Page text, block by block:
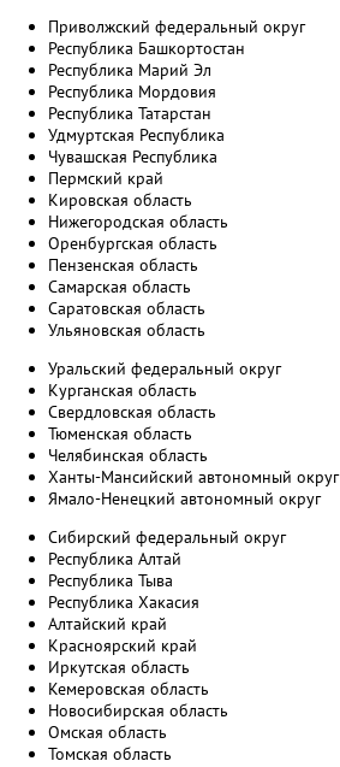
Приволжский федеральный округ
Республика Башкортостан
Республика Марий Эл
Республика Мордовия
Республика Татарстан
Удмуртская Республика
Чувашская Республика
Пермский край
Кировская область
Нижегородская область
Оренбургская область
Пензенская область
Самарская область
Саратовская область
Ульяновская область
Уральский федеральный округ
Курганская область
Свердловская область
Тюменская область
Челябинская область
Ханты-Мансийский автономный округ
Ямало-Ненецкий автономный округ
Сибирский федеральный округ
Республика Алтай
Республика Тыва
Республика Хакасия
Алтайский край
Красноярский край
Иркутская область
Кемеровская область
Новосибирская область
Омская область
Томская область